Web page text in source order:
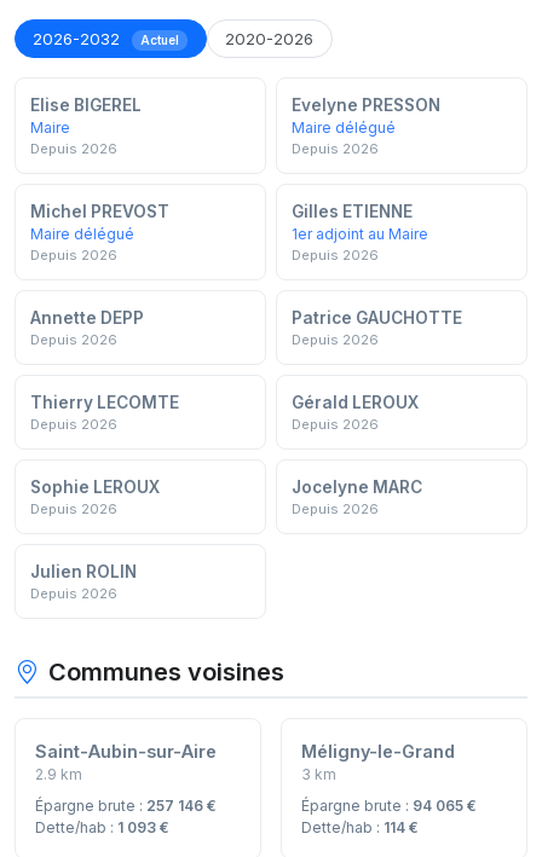
2026-2032 Actuel 2020-2026
Elise BIGEREL
Maire
Depuis 2026
Evelyne PRESSON
Maire délégué
Depuis 2026
Michel PREVOST
Maire délégué
Depuis 2026
Gilles ETIENNE
1er adjoint au Maire
Depuis 2026
Annette DEPP
Depuis 2026
Patrice GAUCHOTTE
Depuis 2026
Thierry LECOMTE
Depuis 2026
Gérald LEROUX
Depuis 2026
Sophie LEROUX
Depuis 2026
Jocelyne MARC
Depuis 2026
Julien ROLIN
Depuis 2026
Communes voisines
Saint-Aubin-sur-Aire
2.9 km
Épargne brute : 257 146 €
Dette/hab : 1 093 €
Méligny-le-Grand
3 km
Épargne brute : 94 065 €
Dette/hab : 114 €